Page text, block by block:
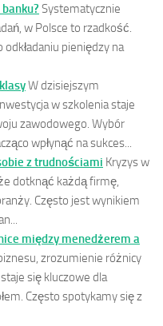
Systematycznie
w Polsce to rzadkość.
odkładaniu pieniędzy na
W dzisiejszym
w szkolenia staje
zawodowego. Wybór
wpłynąć na sukces...
z trudnościami Kryzys w
dotknąć każdą firmę,
Często jest wynikiem
między menedżerem a
zrozumienie różnicy
się kluczowe dla
Często spotykamy się z